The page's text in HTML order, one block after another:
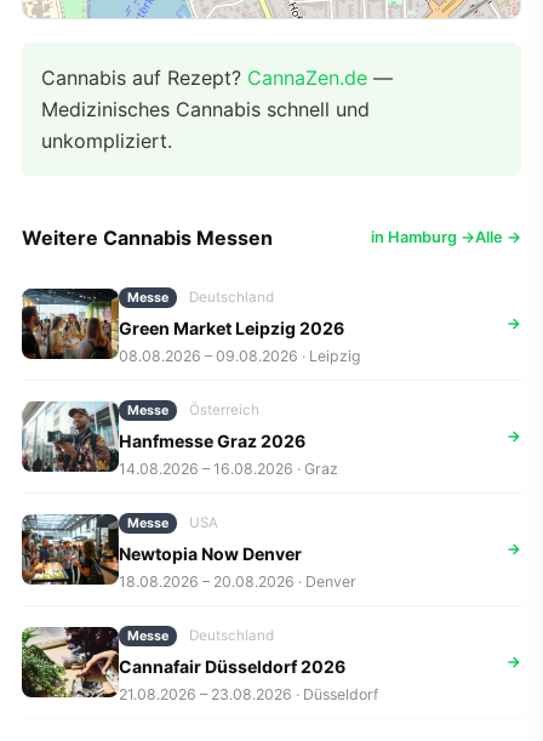
Cannabis auf Rezept? CannaZen.de —
Medizinisches Cannabis schnell und
unkompliziert.
Weitere Cannabis Messen in Hamburg →Alle →
Messe Deutschland
Green Market Leipzig 2026
08.08.2026 – 09.08.2026 · Leipzig
→
Messe Österreich
Hanfmesse Graz 2026
14.08.2026 – 16.08.2026 · Graz
→
Messe USA
Newtopia Now Denver
18.08.2026 – 20.08.2026 · Denver
→
Messe Deutschland
Cannafair Düsseldorf 2026
21.08.2026 – 23.08.2026 · Düsseldorf
→